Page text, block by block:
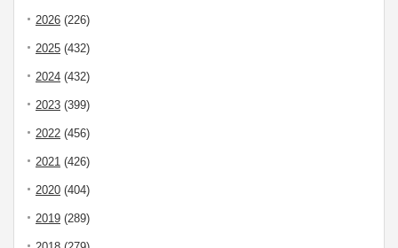
2026 (226)
2025 (432)
2024 (432)
2023 (399)
2022 (456)
2021 (426)
2020 (404)
2019 (289)